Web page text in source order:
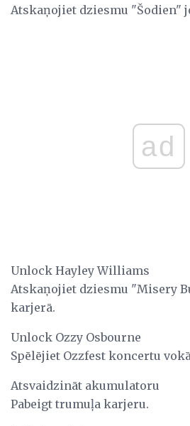
Atskaņojiet dziesmu "Šodien"
ad
Unlock Hayley Williams
Atskaņojiet dziesmu "Misery
karjerā.
Unlock Ozzy Osbourne
Spēlējiet Ozzfest koncertu
Atsvaidzināt akumulatoru
Pabeigt trumuļa karjeru.